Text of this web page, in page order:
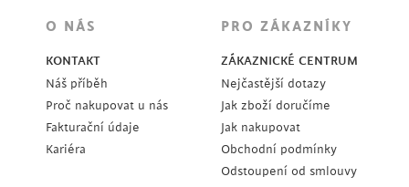
O NÁS
KONTAKT
Náš příběh
Proč nakupovat u nás
Fakturační údaje
Kariéra
PRO ZÁKAZNÍKY
ZÁKAZNICKÉ CENTRUM
Nejčastější dotazy
Jak zboží doručíme
Jak nakupovat
Obchodní podmínky
Odstoupení od smlouvy